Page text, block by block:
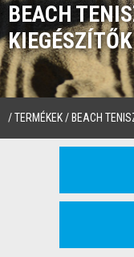
BEACH
KIEGÉSZÍTŐK
/TERMÉKEK/ BEACH